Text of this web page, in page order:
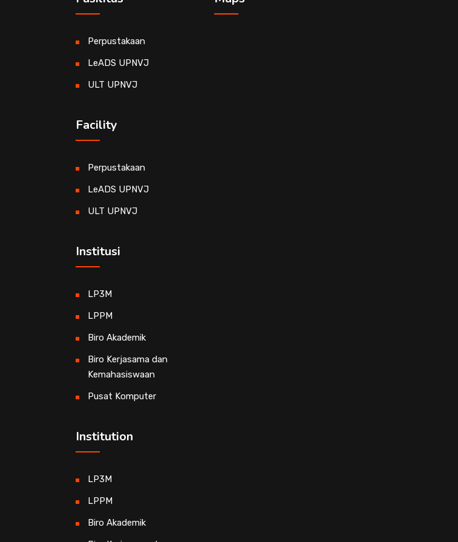
Perpustakaan
LeADS UPNVJ
ULT UPNVJ
Facility
Perpustakaan
LeADS UPNVJ
ULT UPNVJ
Institusi
LP3M
LPPM
Biro Akademik
Biro Kerjasama dan
Kemahasiswaan
Pusat Komputer
Institution
LP3M
LPPM
Biro Akademik